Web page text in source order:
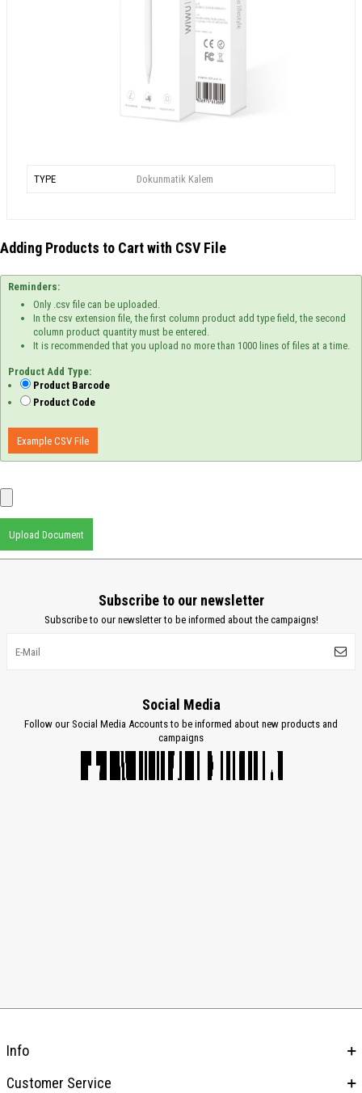
TYPE Dokunmatik Kalem
Adding Products to Cart with CSV File
Reminders:
Only .csv file can be uploaded.
In the csv extension file, the first column product add type field, the second
column product quantity must be entered.
It is recommended that you upload no more than 1000 lines of files at a time.
Product Add Type:
Product Barcode
Product Code
Example CSV File
Upload Document
Subscribe to our newsletter
Subscribe to our newsletter to be informed about the campaigns!
Social Media
Follow our Social Media Accounts to be informed about new products and
campaigns
Info
Customer Service